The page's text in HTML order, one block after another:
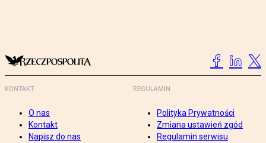
KONTAKT
O nas
Kontakt
Napisz do nas
REGULAMIN
Polityka Prywatności
Zmiana ustawień zgód
Regulamin serwisu